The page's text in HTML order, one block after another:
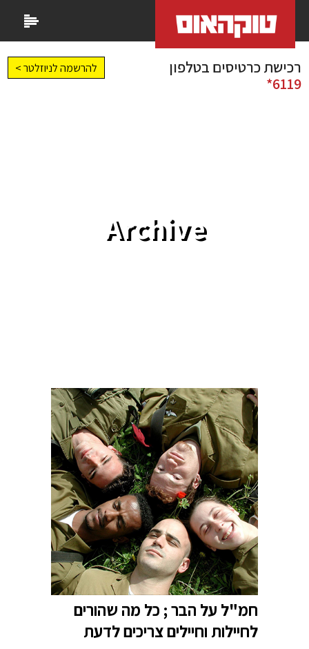
רכישת כרטיסים בטלפון
6119*
להרשמה לניוזלטר >
Archive
חמ"ל על הבר ; כל מה שהורים
לחיילות וחיילים צריכים לדעת